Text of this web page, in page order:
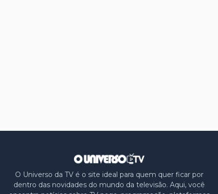
O Universo da TV é o site ideal para quem quer ficar por
dentro das novidades do mundo da televisão. Aqui, você